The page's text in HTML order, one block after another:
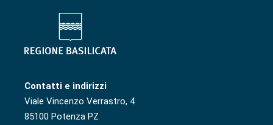
Contatti e indirizzi
Viale Vincenzo Verrastro, 4
85100 Potenza PZ